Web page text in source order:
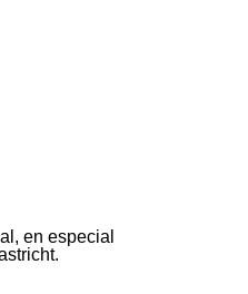
en especial